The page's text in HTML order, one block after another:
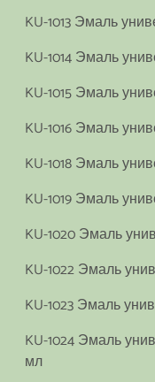
KU-1013 Эмаль
KU-1014 Эмаль
KU-1015 Эмаль
KU-1016 Эмаль
KU-1018 Эмаль
KU-1019 Эмаль
KU-1020 Эмаль
KU-1022 Эмаль
KU-1023 Эмаль
KU-1024 Эмаль
мл